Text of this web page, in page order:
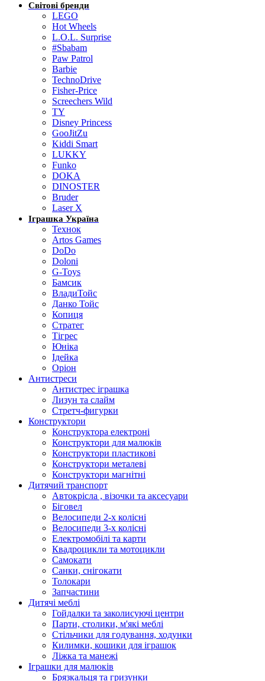
Світові бренди
LEGO
Hot Wheels
L.O.L. Surprise
#Sbabam
Paw Patrol
Barbie
TechnoDrive
Fisher-Price
Screechers Wild
TY
Disney Princess
GooJitZu
Kiddi Smart
LUKKY
Funko
DOKA
DINOSTER
Bruder
Laser X
Іграшка Україна
Технок
Artos Games
DoDo
Doloni
G-Toys
Бамсик
ВладиТойс
Данко Тойс
Копиця
Стратег
Тігрес
Юніка
Ідейка
Оріон
Антистреси
Антистрес іграшка
Лизун та слайм
Стретч-фигурки
Конструктори
Конструктора електроні
Конструктори для малюків
Конструктори пластикові
Конструктори металеві
Конструктори магнітні
Дитячий транспорт
Автокрісла , візочки та аксесуари
Біговел
Велосипеди 2-х колісні
Велосипеди 3-х колісні
Електромобілі та карти
Квадроцикли та мотоцикли
Самокати
Санки, снігокати
Толокари
Запчастини
Дитячі меблі
Гойдалки та заколисуючі центри
Парти, столики, м'які меблі
Стільчики для годування, ходунки
Килимки, кошики для іграшок
Ліжка та манежі
Іграшки для малюків
Брязкальця та гризунки